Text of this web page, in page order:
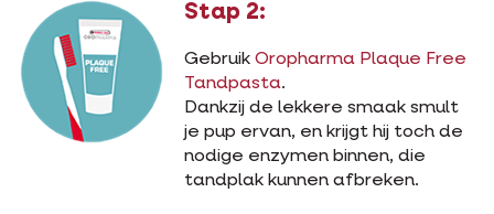
Stap 2:
Gebruik Oropharma Plaque Free
Tandpasta.
Dankzij de lekkere smaak smult
je pup ervan, en krijgt hij toch de
nodige enzymen binnen, die
tandplak kunnen afbreken.